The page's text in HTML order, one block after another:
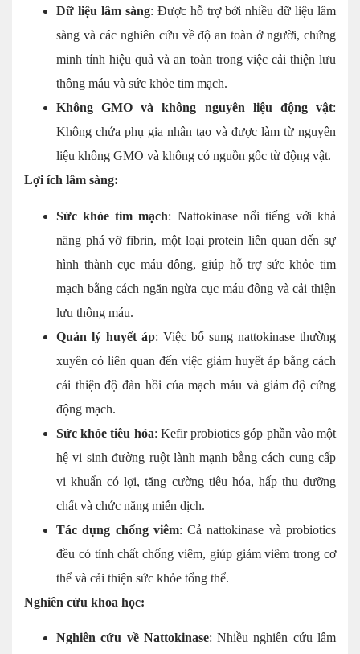
Dữ liệu lâm sàng: Được hỗ trợ bởi nhiều dữ liệu lâm
sàng và các nghiên cứu về độ an toàn ở người, chứng
minh tính hiệu quả và an toàn trong việc cải thiện lưu
thông máu và sức khỏe tim mạch.
Không GMO và không nguyên liệu động vật:
Không chứa phụ gia nhân tạo và được làm từ nguyên
liệu không GMO và không có nguồn gốc từ động vật.
Lợi ích lâm sàng:
Sức khỏe tim mạch: Nattokinase nổi tiếng với khả
năng phá vỡ fibrin, một loại protein liên quan đến sự
hình thành cục máu đông, giúp hỗ trợ sức khỏe tim
mạch bằng cách ngăn ngừa cục máu đông và cải thiện
lưu thông máu.
Quản lý huyết áp: Việc bổ sung nattokinase thường
xuyên có liên quan đến việc giảm huyết áp bằng cách
cải thiện độ đàn hồi của mạch máu và giảm độ cứng
động mạch.
Sức khỏe tiêu hóa: Kefir probiotics góp phần vào một
hệ vi sinh đường ruột lành mạnh bằng cách cung cấp
vi khuẩn có lợi, tăng cường tiêu hóa, hấp thu dưỡng
chất và chức năng miễn dịch.
Tác dụng chống viêm: Cả nattokinase và probiotics
đều có tính chất chống viêm, giúp giảm viêm trong cơ
thể và cải thiện sức khỏe tổng thể.
Nghiên cứu khoa học:
Nghiên cứu về Nattokinase: Nhiều nghiên cứu lâm